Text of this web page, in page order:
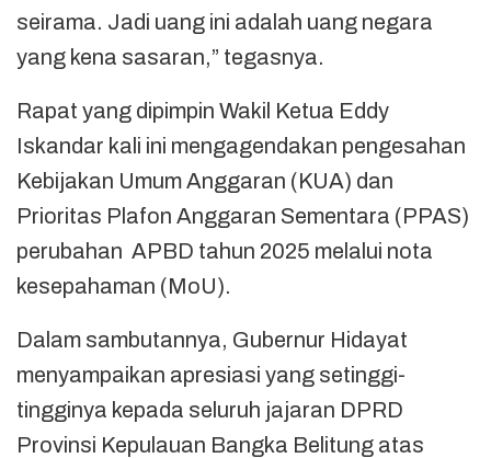
seirama. Jadi uang ini adalah uang negara
yang kena sasaran,” tegasnya.
Rapat yang dipimpin Wakil Ketua Eddy
Iskandar kali ini mengagendakan pengesahan
Kebijakan Umum Anggaran (KUA) dan
Prioritas Plafon Anggaran Sementara (PPAS)
perubahan APBD tahun 2025 melalui nota
kesepahaman (MoU).
Dalam sambutannya, Gubernur Hidayat
menyampaikan apresiasi yang setinggi-
tingginya kepada seluruh jajaran DPRD
Provinsi Kepulauan Bangka Belitung atas